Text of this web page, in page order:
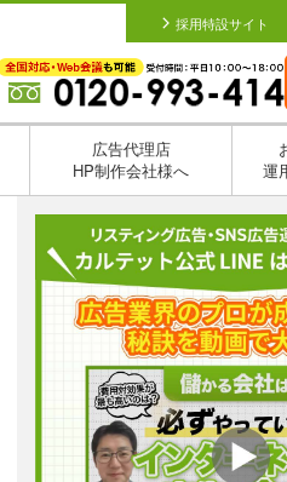
採用特設サイト
広告代理店
HP制作会社様へ
運